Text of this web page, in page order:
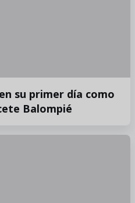
su primer día como
Balompié